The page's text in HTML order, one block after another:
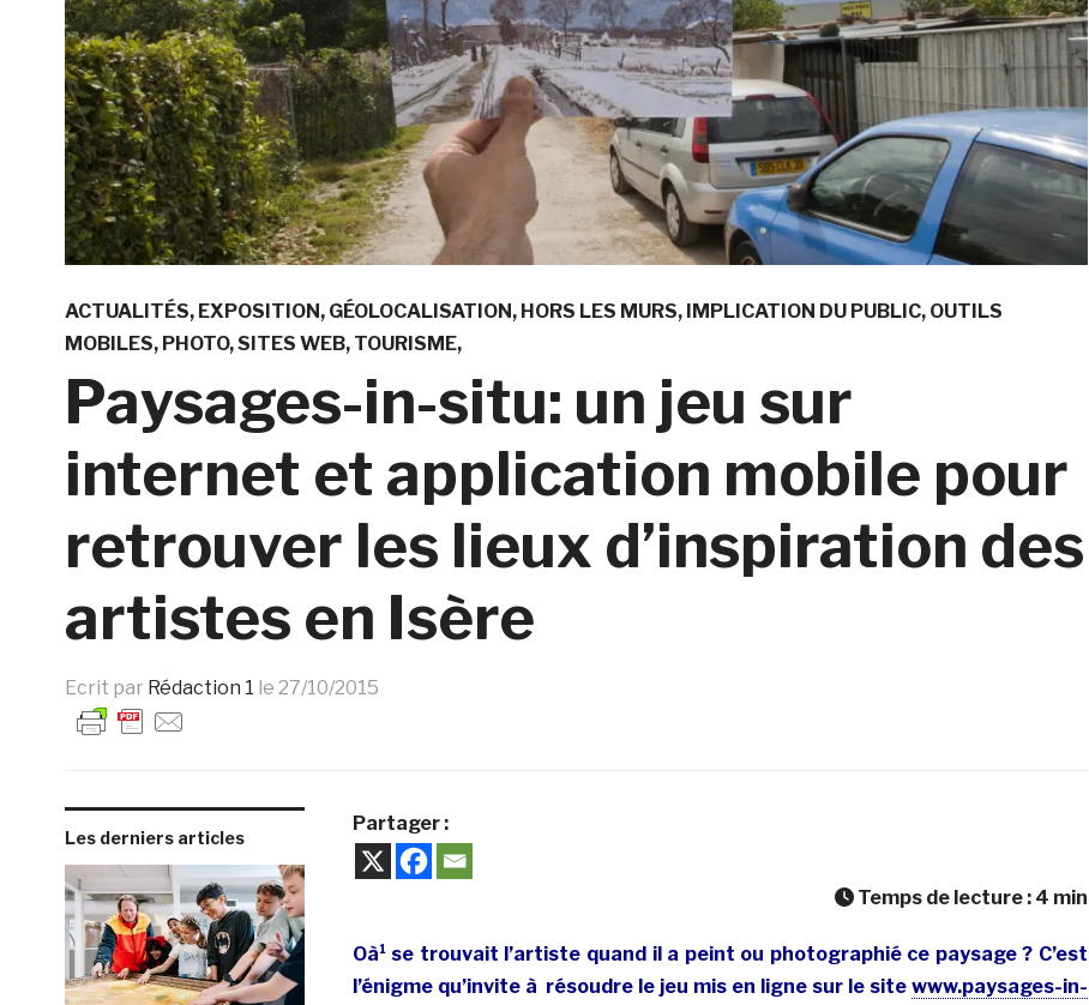
ACTUALITÉS EXPOSITION GÉOLOCALISATION HORS LES MURS IMPLICATION DU PUBLIC OUTILS
MOBILES PHOTO SITES WEB TOURISME
Paysages-in-situ: un jeu sur
internet et application mobile pour
retrouver les lieux d’inspiration des
artistes en Isère
Ecrit par Rédaction 1 le 27/10/2015
Les derniers articles
Partager :
Temps de lecture : 4 min
Oà¹ se trouvait l’artiste quand il a peint ou photographié ce paysage ? C’est
l’énigme qu’invite à résoudre le jeu mis en ligne sur le site www.paysages-in-